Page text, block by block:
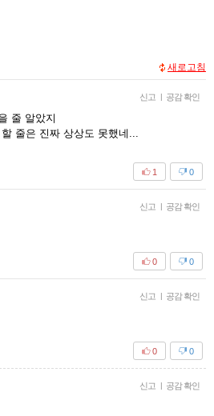
새로고침
신고 | 공감 확인
줄 알았지
줄은 진짜 상상도 못했네...
0
1
신고 | 공감 확인
0
0
신고 | 공감 확인
0
0
신고 | 공감 확인